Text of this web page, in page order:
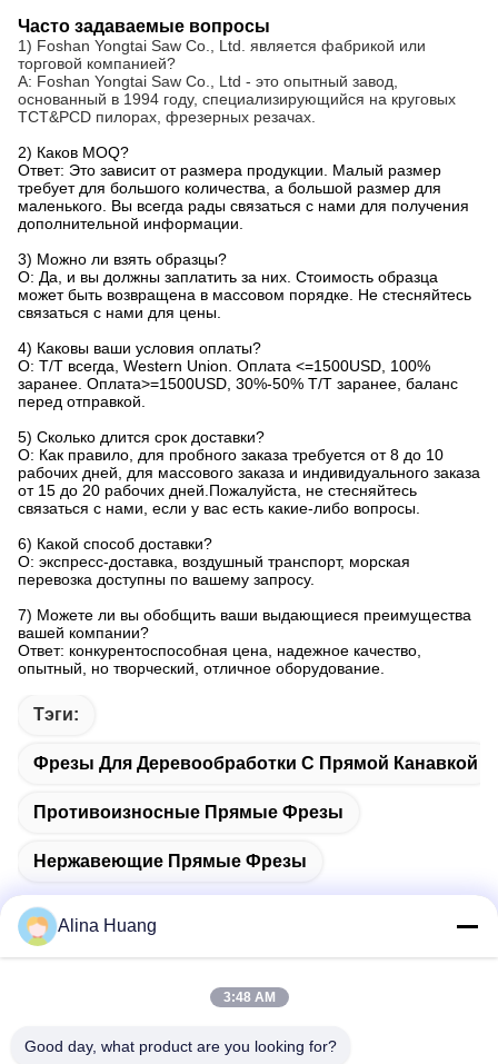
Часто задаваемые вопросы
1) Foshan Yongtai Saw Co., Ltd. является фабрикой или
торговой компанией?
A: Foshan Yongtai Saw Co., Ltd - это опытный завод,
основанный в 1994 году, специализирующийся на круговых
TCT&PCD пилорах, фрезерных резачах.
2) Каков MOQ?
Ответ: Это зависит от размера продукции. Малый размер
требует для большого количества, а большой размер для
маленького. Вы всегда рады связаться с нами для получения
дополнительной информации.
3) Можно ли взять образцы?
О: Да, и вы должны заплатить за них. Стоимость образца
может быть возвращена в массовом порядке. Не стесняйтесь
связаться с нами для цены.
4) Каковы ваши условия оплаты?
О: T/T всегда, Western Union. Оплата <=1500USD, 100%
заранее. Оплата>=1500USD, 30%-50% T/T заранее, баланс
перед отправкой.
5) Сколько длится срок доставки?
О: Как правило, для пробного заказа требуется от 8 до 10
рабочих дней, для массового заказа и индивидуального заказа
от 15 до 20 рабочих дней.Пожалуйста, не стесняйтесь
связаться с нами, если у вас есть какие-либо вопросы.
6) Какой способ доставки?
О: экспресс-доставка, воздушный транспорт, морская
перевозка доступны по вашему запросу.
7) Можете ли вы обобщить ваши выдающиеся преимущества
вашей компании?
Ответ: конкурентоспособная цена, надежное качество,
опытный, но творческий, отличное оборудование.
Тэги:
Фрезы Для Деревообработки С Прямой Канавкой
Противоизносные Прямые Фрезы
Нержавеющие Прямые Фрезы
Быстрый контакт
Адрес
Alina Huang
3:48 AM
Good day, what product are you looking for?